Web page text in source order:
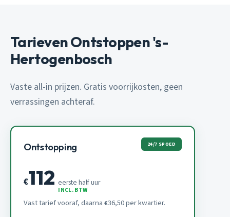
Tarieven Ontstoppen 's-
Hertogenbosch
Vaste all-in prijzen. Gratis voorrijkosten, geen
verrassingen achteraf.
Ontstopping 24/7 SPOED
€112 eerste half uur
INCL. BTW
Vast tarief vooraf, daarna €36,50 per kwartier.